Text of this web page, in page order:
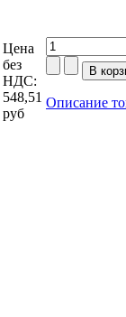
Цена
без
НДС:
548,51
руб
Описание